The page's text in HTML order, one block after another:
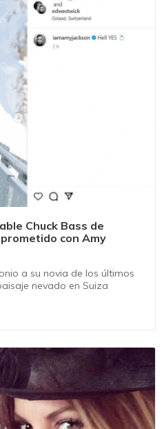
Chuck Bass de
con Amy
a su novia de los últimos
nevado en Suiza